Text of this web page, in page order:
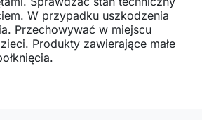
W przypadku uszkodzenia
Przechowywać w miejscu
Produkty zawierające małe